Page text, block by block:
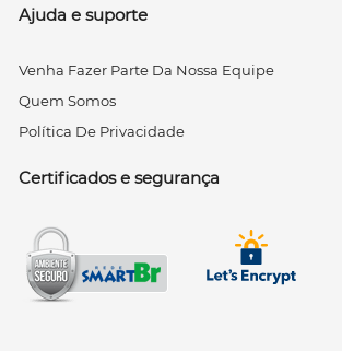
Ajuda e suporte
Venha Fazer Parte Da Nossa Equipe
Quem Somos
Política De Privacidade
Certificados e segurança